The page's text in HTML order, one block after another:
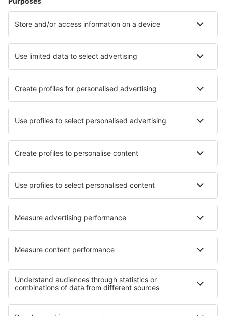
Hotels in Georgien - Beliebte Städte
Hotels in Kutaisi Hotels in Kobuleti Hotels in Sairme
Hotels in Anaklia Hotels Glola Hotels Mazeri
Die besten Hotels - Städte
Hotels in Launkalne Hotels in Sandouping
Hotels in Beaulieu Hotels in Chestfield Hotels in Nora
Hotels Dibulla Hotels in Middlebury
Hotels in Greenwell Point
Die besten Hotels - Regionen
Hotels in Georgien Hotels an der Batumi- Riviera
Hotels in Kreis Brașov Hotels auf Südpeloponnes